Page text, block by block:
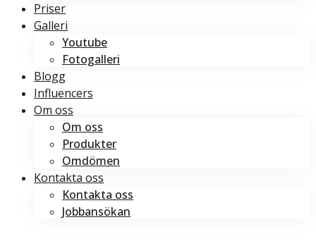
Priser
Galleri
Youtube
Fotogalleri
Blogg
Influencers
Om oss
Om oss
Produkter
Omdömen
Kontakta oss
Kontakta oss
Jobbansökan